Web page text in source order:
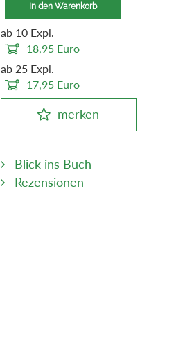
In den Warenkorb
ab 10 Expl.
18,95 Euro
ab 25 Expl.
17,95 Euro
merken
Blick ins Buch
Rezensionen